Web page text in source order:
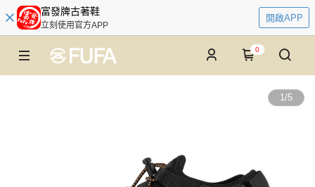
富發牌古著鞋
立刻使用官方APP
開啟APP
0
1/5